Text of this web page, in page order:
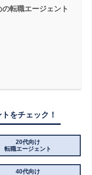
転職エージェント
をチェック！
20代向け
転職エージェント
40代向け